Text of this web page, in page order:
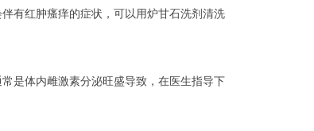
有红肿瘙痒的症状，可以用炉甘石洗剂清洗
是体内雌激素分泌旺盛导致，在医生指导下